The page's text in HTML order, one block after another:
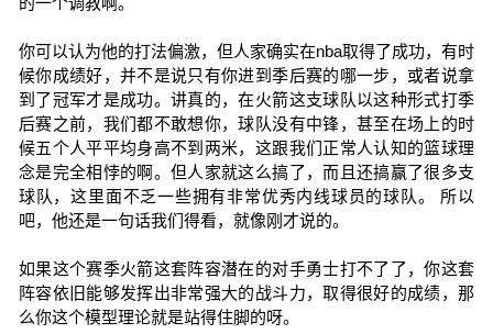
你可以认为他的打法偏激，但人家确实在nba取得了成功，有时
候你成绩好，并不是说只有你进到季后赛的哪一步，或者说拿
到了冠军才是成功。讲真的，在火箭这支球队以这种形式打季
后赛之前，我们都不敢想你，球队没有中锋，甚至在场上的时
候五个人平平均身高不到两米，这跟我们正常人认知的篮球理
念是完全相悖的啊。但人家就这么搞了，而且还搞赢了很多支
球队，这里面不乏一些拥有非常优秀内线球员的球队。 所以
吧，他还是一句话我们得看，就像刚才说的。
如果这个赛季火箭这套阵容潜在的对手勇士打不了了，你这套
阵容依旧能够发挥出非常强大的战斗力，取得很好的成绩，那
么你这个模型理论就是站得住脚的呀。